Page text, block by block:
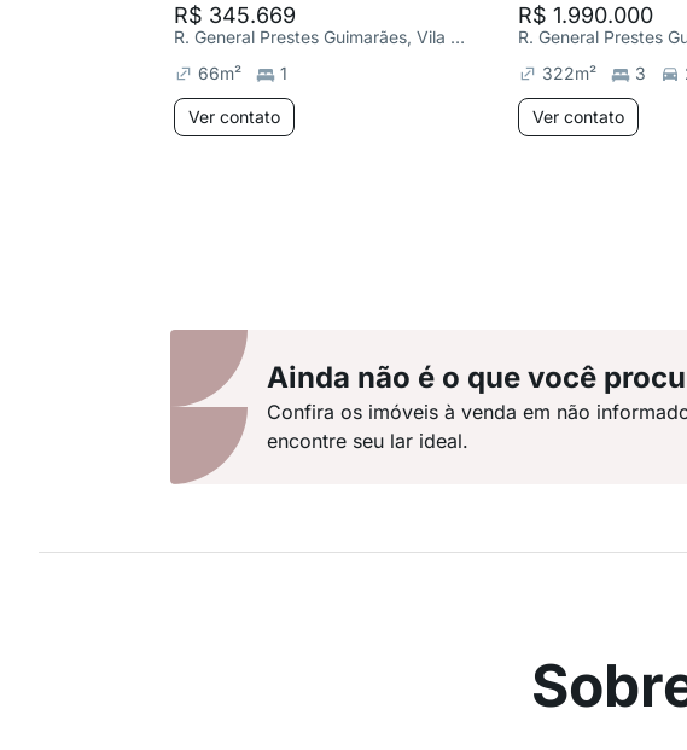
R$ 345.669
R. General Prestes Guimarães, Vila Rodrigues
66m² 1
Ver contato
R$ 1.990.000
322m² 3
Ver contato
Ainda não é o que você
Confira os imóveis à venda em não
encontre seu lar ideal.